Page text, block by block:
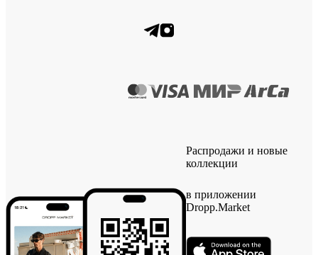
Распродажи и новые
коллекции
в приложении
Dropp.Market